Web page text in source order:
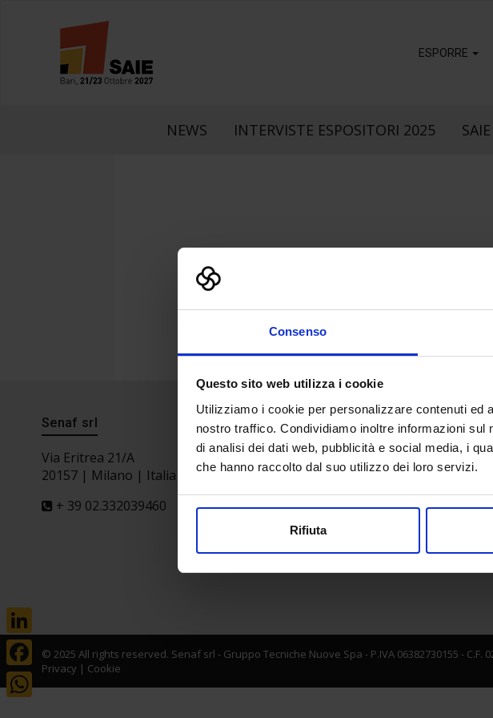
Consenso
Questo sito web utilizza i cookie
Utilizziamo i cookie per personalizzare contenuti ed
nostro traffico. Condividiamo inoltre informazioni
di analisi dei dati web, pubblicità e social media, i
che hanno raccolto dal suo utilizzo dei loro servizi.
Rifiuta
ESPORRE
NEWS INTERVISTE ESPOSITORI 2025
LinkedIn
Facebook
WhatsApp
Senaf srl
Via Eritrea 21/A
20157 | Milano | Italia
+ 39 02.332039460
Progetto e direzione
© 2025 All rights reserved. Senaf srl - Gruppo Tecniche Nuove Spa - P.IVA 06382730155 - C.F.
Privacy | Cookie
LinkedIn
Facebook